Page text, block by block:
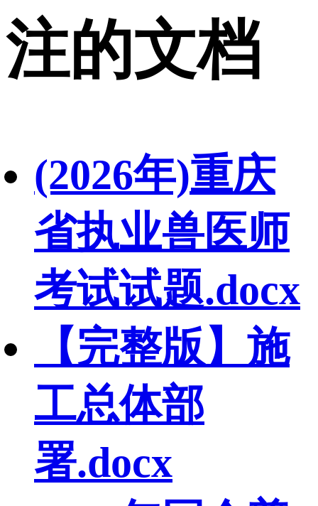
注的文档
(2026年)重庆
省执业兽医师
考试试题.docx
【完整版】施
工总体部
署.docx